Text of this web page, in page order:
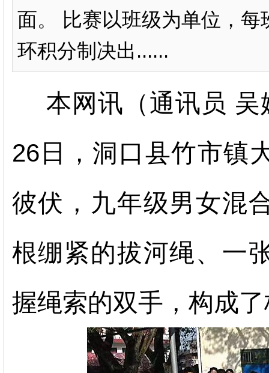
面。 比赛以班级为单位，
环积分制决出......
本网讯（通讯员 吴
26日，洞口县竹市镇
彼伏，九年级男女混
根绷紧的拔河绳、一
握绳索的双手，构成